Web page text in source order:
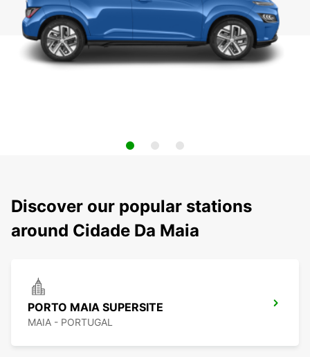
Discover our popular stations
around Cidade Da Maia
PORTO MAIA SUPERSITE
MAIA - PORTUGAL